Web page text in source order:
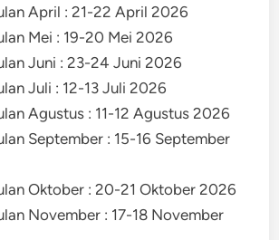
April : 21-22 April 2026
Mei : 19-20 Mei 2026
Juni : 23-24 Juni 2026
Juli : 12-13 Juli 2026
Agustus : 11-12 Agustus 2026
September : 15-16 September
Oktober : 20-21 Oktober 2026
November : 17-18 November